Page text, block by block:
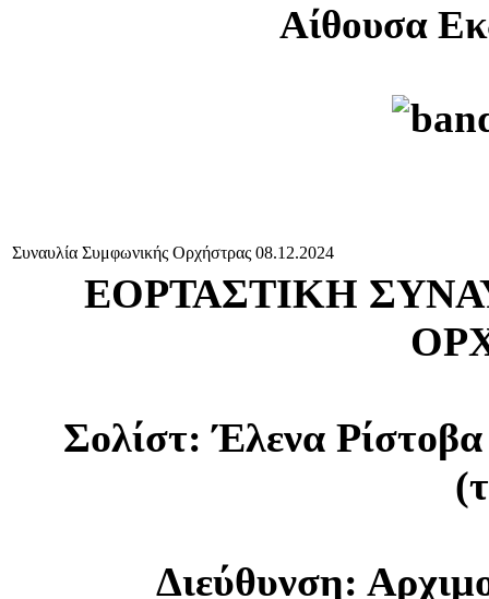
Αίθουσα
Συναυλία Συμφωνικής Ορχήστρας 08.12.2024
ΕΟΡΤΑΣΤΙΚΗ
Σολίστ: Έλενα
Διεύθυνση: